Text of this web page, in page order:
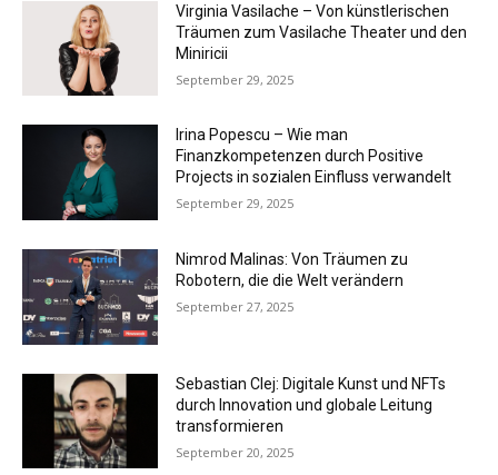
Virginia Vasilache – Von künstlerischen
Träumen zum Vasilache Theater und den
Miniricii
September 29, 2025
Irina Popescu – Wie man
Finanzkompetenzen durch Positive
Projects in sozialen Einfluss verwandelt
September 29, 2025
Nimrod Malinas: Von Träumen zu
Robotern, die die Welt verändern
September 27, 2025
Sebastian Clej: Digitale Kunst und NFTs
durch Innovation und globale Leitung
transformieren
September 20, 2025